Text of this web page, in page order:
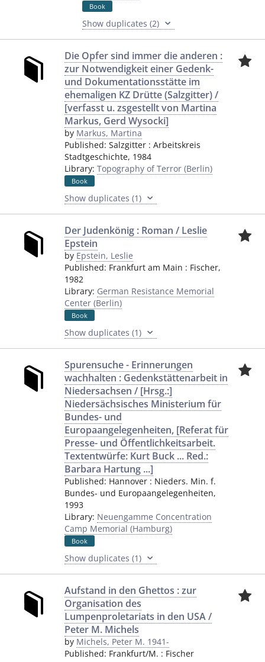
Book
Show duplicates (2)
Die Opfer sind immer die anderen :
zur Notwendigkeit einer Gedenk-
und Dokumentationsstätte im
ehemaligen KZ Drütte (Salzgitter) /
[verfasst u. zsgestellt von Martina
Markus, Gerd Wysocki]
by Markus, Martina
Published: Salzgitter : Arbeitskreis
Stadtgeschichte, 1984
Library: Topography of Terror (Berlin)
Book
Show duplicates (1)
Der Judenkönig : Roman / Leslie
Epstein
by Epstein, Leslie
Published: Frankfurt am Main : Fischer,
1982
Library: German Resistance Memorial
Center (Berlin)
Book
Show duplicates (1)
Spurensuche - Erinnerungen
wachhalten : Gedenkstättenarbeit in
Niedersachsen / [Hrsg.:]
Niedersächsisches Ministerium für
Bundes- und
Europaangelegenheiten, [Referat für
Presse- und Öffentlichkeitsarbeit.
Textentwürfe: Kurt Buck ... Red.:
Barbara Hartung ...]
Published: Hannover : Nieders. Min. f.
Bundes- und Europaangelegenheiten,
1993
Library: Neuengamme Concentration
Camp Memorial (Hamburg)
Book
Show duplicates (1)
Aufstand in den Ghettos : zur
Organisation des
Lumpenproletariats in den USA /
Peter M. Michels
by Michels, Peter M. 1941-
Published: Frankfurt/M. : Fischer